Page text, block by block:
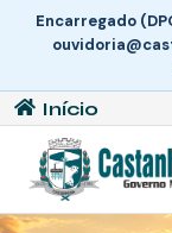
Encarregado
Início